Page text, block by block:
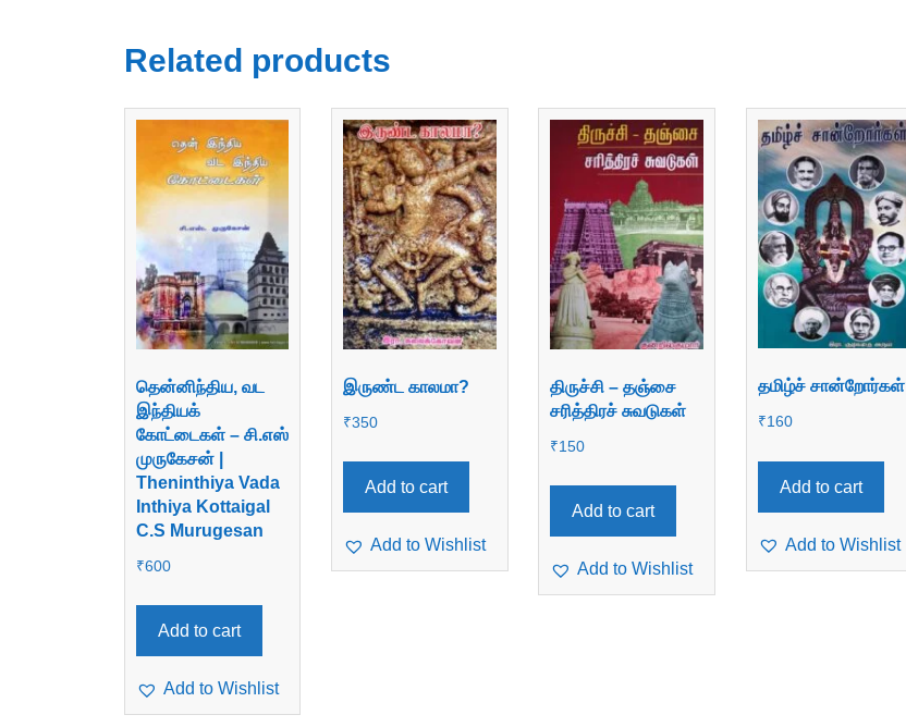
Related products
தென்னிந்திய, வட
இந்தியக்
கோட்டைகள் – சி.எஸ்
முருகேசன் |
Theninthiya Vada
Inthiya Kottaigal
C.S Murugesan
₹600
Add to cart
Add to Wishlist
இருண்ட காலமா?
₹350
Add to cart
Add to Wishlist
திருச்சி – தஞ்சை
சரித்திரச் சுவடுகள்
₹150
Add to cart
Add to Wishlist
தமிழ்ச் சான்றோர்கள்
₹160
Add to cart
Add to Wishlist